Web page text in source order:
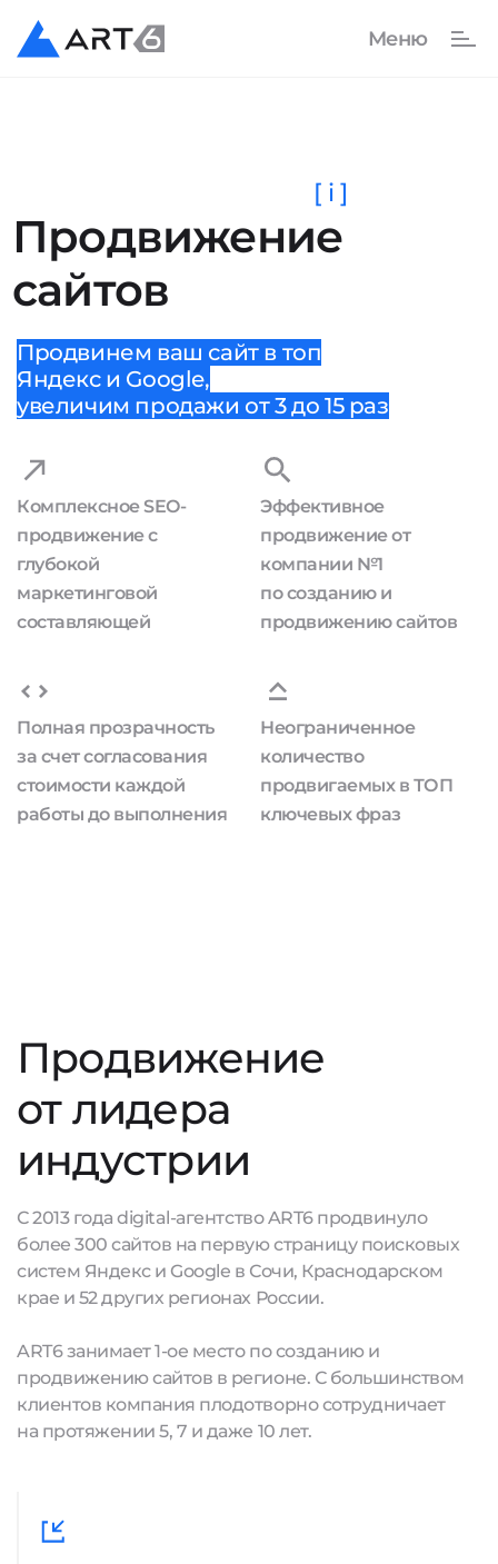
Продвижение
сайтов
[ i ]
Продвинем ваш сайт в топ
Яндекс и Google,
увеличим продажи от 3 до 15 раз
Комплексное SEO-
продвижение с
глубокой
маркетинговой
составляющей
Эффективное
продвижение от
компании №1
по созданию и
продвижению сайтов
Полная прозрачность
за счет согласования
стоимости каждой
работы до выполнения
Неограниченное
количество
продвигаемых в ТОП
ключевых фраз
Продвижение
от лидера
индустрии
С 2013 года digital-агентство ART6 продвинуло
более 300 сайтов на первую страницу поисковых
систем Яндекс и Google в Сочи, Краснодарском
крае и 52 других регионах России.
ART6 занимает 1-ое место по созданию и
продвижению сайтов в регионе. С большинством
клиентов компания плодотворно сотрудничает
на протяжении 5, 7 и даже 10 лет.